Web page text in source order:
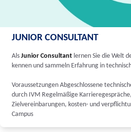
JUNIOR CONSULTANT
Als Junior Consultant lernen Sie die Welt
kennen und sammeln Erfahrung in
Voraussetzungen Abgeschlossene
durch IVM Regelmäßige
Zielvereinbarungen, kosten- und
Campus